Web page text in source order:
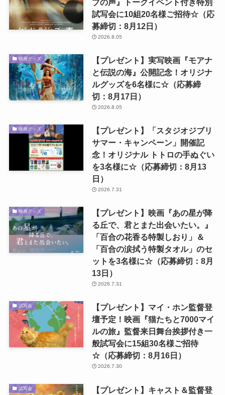
ブの声』トークイベント付き特別
試写会に10組20名様ご招待☆（応
募締切：8月12日）
2026.8.05
映画グッズ
【プレゼント】実写映画『モアナ
と伝説の海』公開記念！オリジナ
ルグッズを6名様に☆（応募締
切：8月17日）
2026.8.05
映画グッズ
【プレゼント】「スタジオジブリ
サマー・キャンペーン」開催記
念！オリジナル トトロの手ぬぐい
を3名様に☆（応募締切：8月13
日）
2026.7.31
映画グッズ
【プレゼント】映画『あの星が降
る丘で、君とまた出会いたい。』
「百合の花香る特製しおり」＆
「百合の涙拭う特製タオル」のセ
ットを3名様に☆（応募締切：8月
13日）
2026.7.31
試写会
【プレゼント】マイ・ホン監督登
壇予定！映画『猫たちと7000マイ
ルの旅』監督来日舞台挨拶付き一
般試写会に15組30名様ご招待
☆（応募締切：8月16日）
2026.7.30
試写会
【プレゼント】キャスト＆監督登